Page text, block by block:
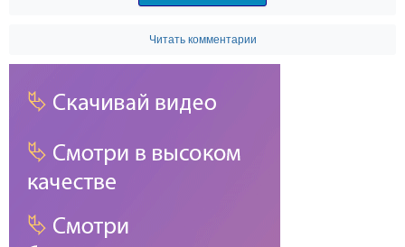
Читать комментарии